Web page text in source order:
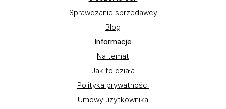
Sprawdzanie sprzedawcy
Blog
Informacje
Na temat
Jak to działa
Polityka prywatności
Umowy użytkownika